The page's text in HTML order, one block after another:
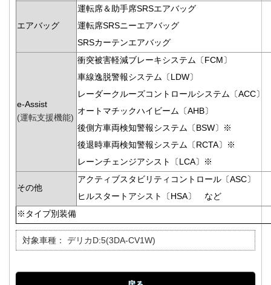
エアバッグ
運転席＆助手席SRSエアバッグ
運転席SRSニーエアバッグ
SRSカーテンエアバッグ
e-Assist
(運転支援機能)
衝突被害軽減ブレーキシステム〔FCM〕
車線逸脱警報システム〔LDW〕
レーダークルーズコントロールシステム〔ACC〕
オートマチックハイビーム〔AHB〕
後側方車両検知警報システム〔BSW〕※
後退時車両検知警報システム〔RCTA〕※
レーンチェンジアシスト〔LCA〕※
その他
アクティブスタビリティコントロール〔ASC〕
ヒルスタートアシスト〔HSA〕 など
※タイプ別装備
対象車種： デリカD:5(3DA-CV1W)